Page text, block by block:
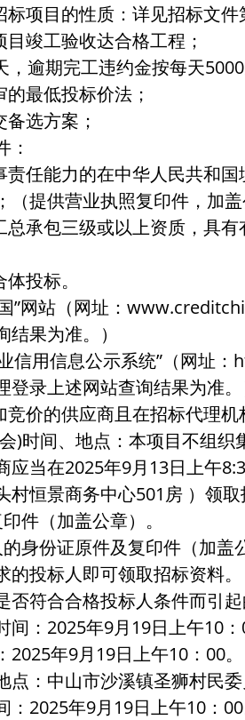
项目的性质：详见招标文件
竣工验收达合格工程；
，逾期完工违约金按每天
最低投标价法；
选方案；
：
责任能力的在中华人民共和
（提供营业执照复印件，加盖
总承包三级或以上资质，具
投标。
”网站（网址：
果为准。）
信用信息公示系统”（网址
录上述网站查询结果为准。
价的供应商且在招标代理机
)时间、地点：本项目不组织
应当在2025年9月13日上午
村恒景商务中心501房 ）领
件（加盖公章）。
身份证原件及复印件（加盖
的投标人即可领取招标资料
否符合合格投标人条件而引起
间：2025年9月19日上午10：
年9月19日上午10：00。
点：中山市沙溪镇圣狮村民委
2025年9月19日上午10：00